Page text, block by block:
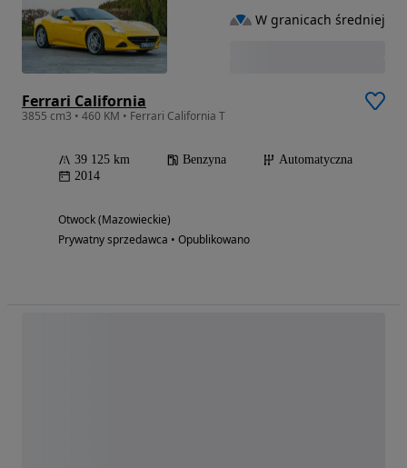
Ferrari California
3855 cm3 • 460 KM • Ferrari California T
39 125 km Benzyna
Automatyczna
2014
Otwock (Mazowieckie)
Prywatny sprzedawca • Opublikowano
W granicach średniej